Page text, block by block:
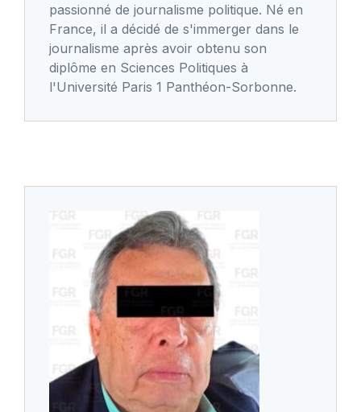
passionné de journalisme politique. Né en
France, il a décidé de s'immerger dans le
journalisme après avoir obtenu son
diplôme en Sciences Politiques à
l'Université Paris 1 Panthéon-Sorbonne.